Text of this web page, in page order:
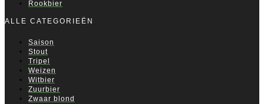
Rookbier
ALLE CATEGORIEËN
Saison
Stout
Tripel
Weizen
Witbier
Zuurbier
Zwaar blond